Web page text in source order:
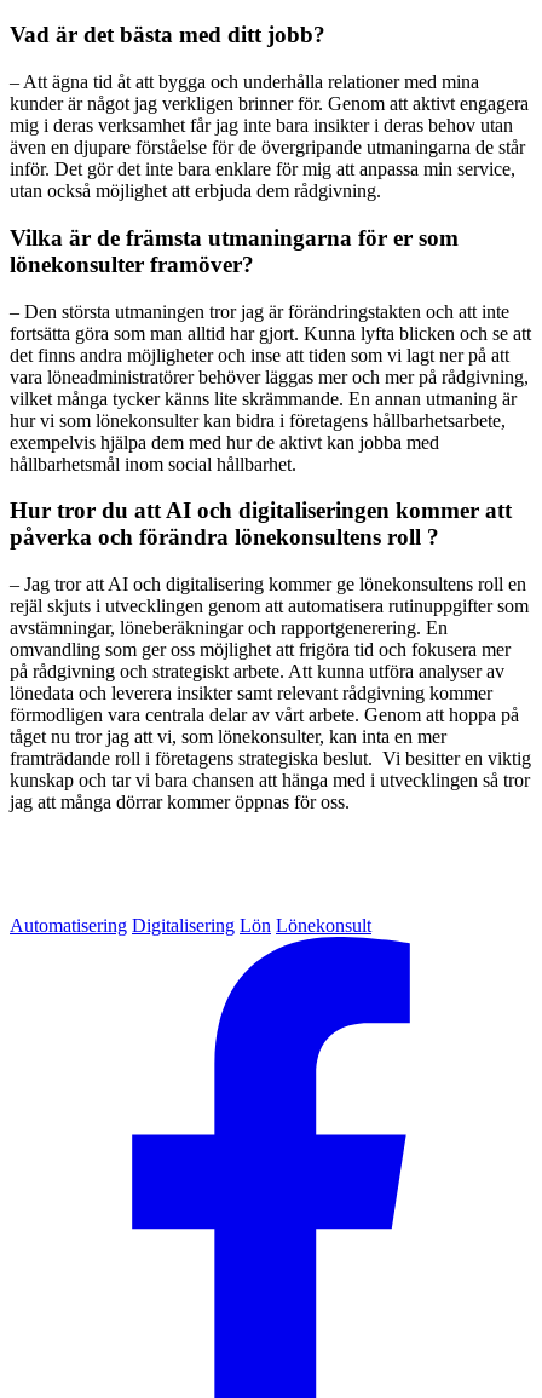
Vad är det bästa med ditt jobb?
– Att ägna tid åt att bygga och underhålla relationer med mina
kunder är något jag verkligen brinner för. Genom att aktivt engagera
mig i deras verksamhet får jag inte bara insikter i deras behov utan
även en djupare förståelse för de övergripande utmaningarna de står
inför. Det gör det inte bara enklare för mig att anpassa min service,
utan också möjlighet att erbjuda dem rådgivning.
Vilka är de främsta utmaningarna för er som
lönekonsulter framöver?
– Den största utmaningen tror jag är förändringstakten och att inte
fortsätta göra som man alltid har gjort. Kunna lyfta blicken och se att
det finns andra möjligheter och inse att tiden som vi lagt ner på att
vara löneadministratörer behöver läggas mer och mer på rådgivning,
vilket många tycker känns lite skrämmande. En annan utmaning är
hur vi som lönekonsulter kan bidra i företagens hållbarhetsarbete,
exempelvis hjälpa dem med hur de aktivt kan jobba med
hållbarhetsmål inom social hållbarhet.
Hur tror du att AI och digitaliseringen kommer att
påverka och förändra lönekonsultens roll ?
– Jag tror att AI och digitalisering kommer ge lönekonsultens roll en
rejäl skjuts i utvecklingen genom att automatisera rutinuppgifter som
avstämningar, löneberäkningar och rapportgenerering. En
omvandling som ger oss möjlighet att frigöra tid och fokusera mer
på rådgivning och strategiskt arbete. Att kunna utföra analyser av
lönedata och leverera insikter samt relevant rådgivning kommer
förmodligen vara centrala delar av vårt arbete. Genom att hoppa på
tåget nu tror jag att vi, som lönekonsulter, kan inta en mer
framträdande roll i företagens strategiska beslut. Vi besitter en viktig
kunskap och tar vi bara chansen att hänga med i utvecklingen så tror
jag att många dörrar kommer öppnas för oss.
Automatisering Digitalisering Lön Lönekonsult